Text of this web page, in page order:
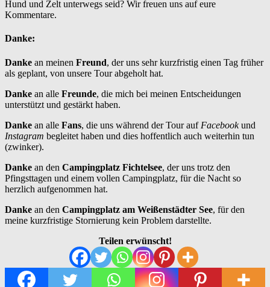
Hund und Zelt unterwegs seid? Wir freuen uns auf eure
Kommentare.
Danke:
Danke an meinen Freund, der uns sehr kurzfristig einen Tag früher
als geplant, von unsere Tour abgeholt hat.
Danke an alle Freunde, die mich bei meinen Entscheidungen
unterstützt und gestärkt haben.
Danke an alle Fans, die uns während der Tour auf Facebookund
Instagram begleitet haben und dies hoffentlich auch weiterhin tun
(zwinker).
Danke an den Campingplatz Fichtelsee, der uns trotz den
Pfingsttagen und einem vollen Campingplatz, für die Nacht so
herzlich aufgenommen hat.
Danke an den Campingplatz am Weißenstädter See, für den
meine kurzfristige Stornierung kein Problem darstellte.
Teilen erwünscht!